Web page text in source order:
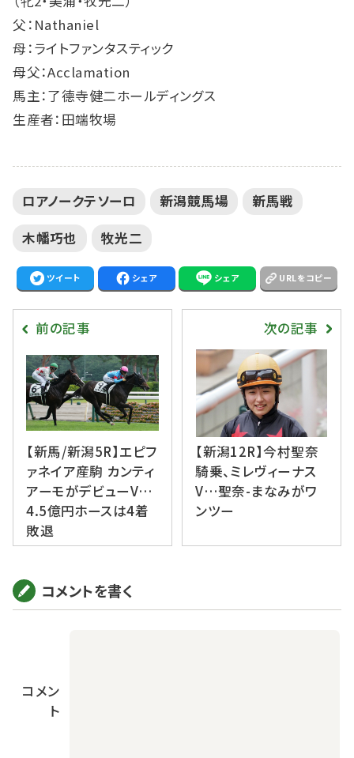
父：Nathaniel
母：ライトファンタスティック
母父：Acclamation
馬主：了德寺健二ホールディングス
生産者：田端牧場
ロアノークテソーロ 新潟競馬場
新馬戦
木幡巧也
牧光二
ツイート シェア シェア URLをコピー
前の記事
【新馬/新潟5R】エピフ
ァネイア産駒 カンティ
アーモがデビューV…
4.5億円ホースは4着
敗退
次の記事
【新潟12R】今村聖奈
騎乗、ミレヴィーナス
V…聖奈-まなみがワ
ンツー
コメントを書く
コメン
ト